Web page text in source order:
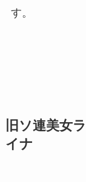
す。
旧ソ連美女
イナ